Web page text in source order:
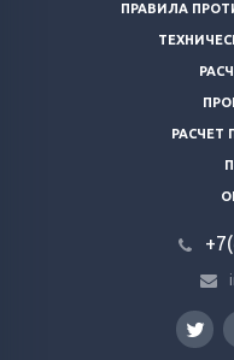
ПРАВИЛА
РАСЧЕТ